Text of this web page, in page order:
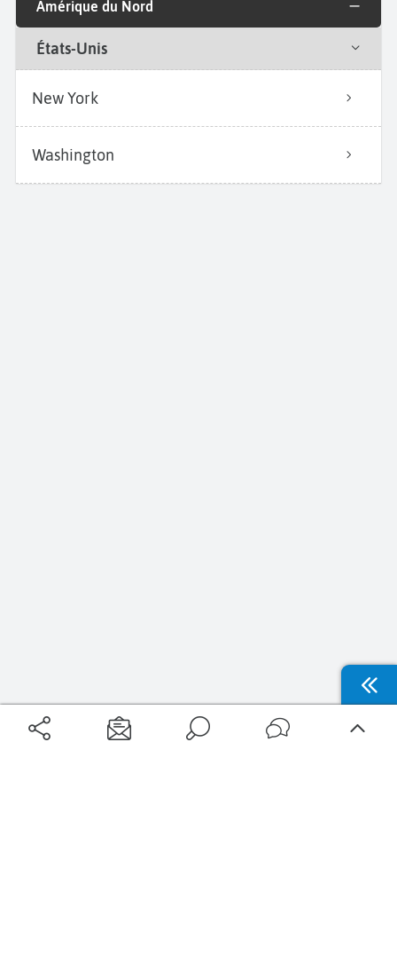
Amérique du Nord
États-Unis
New York
Washington